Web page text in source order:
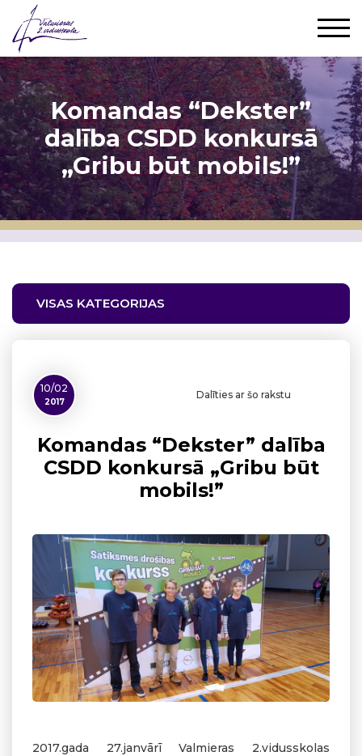
Komandas “Dekster”
dalība CSDD konkursā
„Gribu būt mobils!”
VISAS KATEGORIJAS
10/02
2017
Dalīties ar šo rakstu
Komandas “Dekster” dalība
CSDD konkursā „Gribu būt
mobils!”
2017.gada 27.janvārī Valmieras 2.vidusskolas